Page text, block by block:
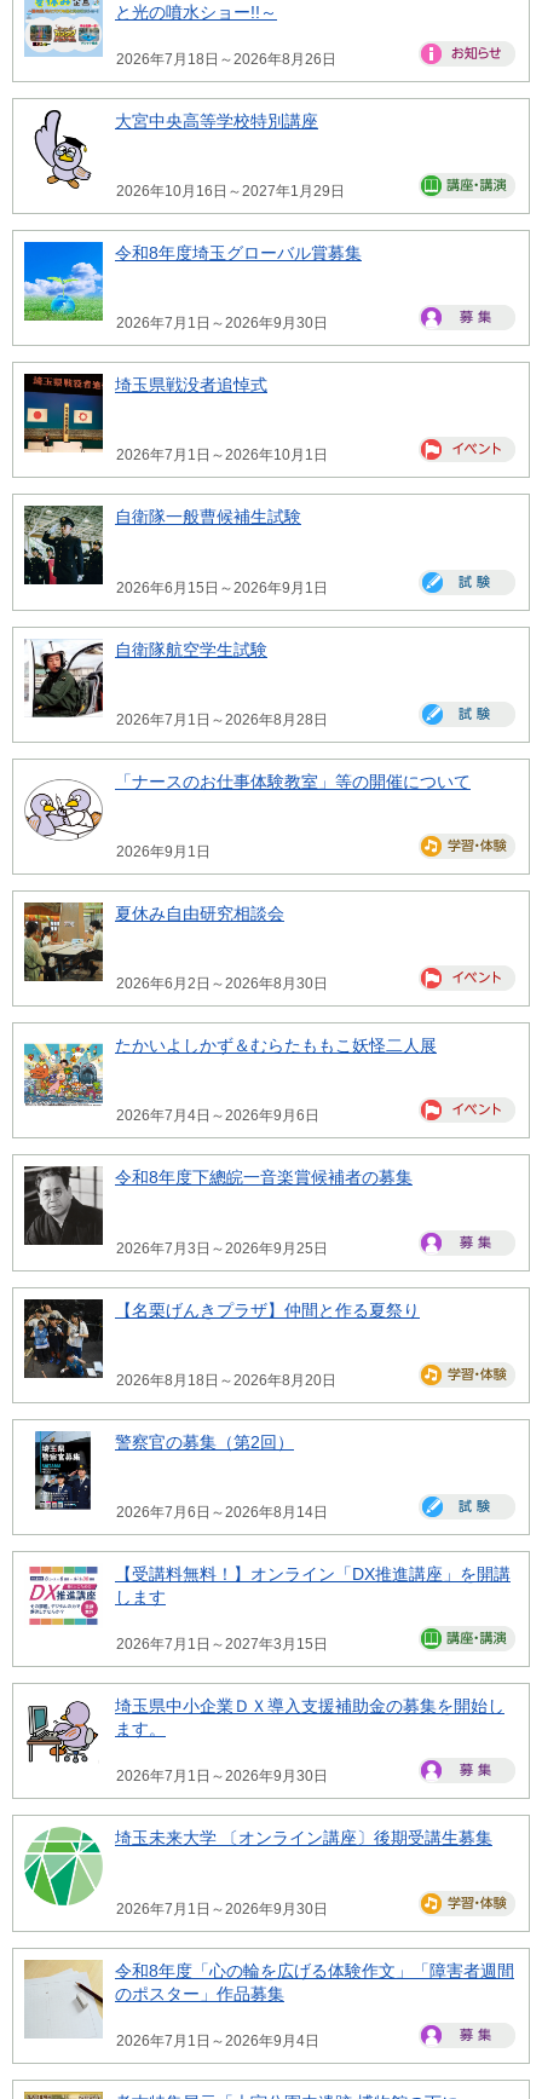
と光の噴水ショー!!～
2026年7月18日～2026年8月26日
大宮中央高等学校特別講座
2026年10月16日～2027年1月29日
令和8年度埼玉グローバル賞募集
2026年7月1日～2026年9月30日
埼玉県戦没者追悼式
2026年7月1日～2026年10月1日
自衛隊一般曹候補生試験
2026年6月15日～2026年9月1日
自衛隊航空学生試験
2026年7月1日～2026年8月28日
「ナースのお仕事体験教室」等の開催について
2026年9月1日
夏休み自由研究相談会
2026年6月2日～2026年8月30日
たかいよしかず＆むらたももこ妖怪二人展
2026年7月4日～2026年9月6日
令和8年度下總皖一音楽賞候補者の募集
2026年7月3日～2026年9月25日
【名栗げんきプラザ】仲間と作る夏祭り
2026年8月18日～2026年8月20日
警察官の募集（第2回）
2026年7月6日～2026年8月14日
【受講料無料！】オンライン「DX推進講座」を開講
します
2026年7月1日～2027年3月15日
埼玉県中小企業ＤＸ導入支援補助金の募集を開始し
ます。
2026年7月1日～2026年9月30日
埼玉未来大学 〔オンライン講座〕後期受講生募集
2026年7月1日～2026年9月30日
令和8年度「心の輪を広げる体験作文」「障害者週間
のポスター」作品募集
2026年7月1日～2026年9月4日